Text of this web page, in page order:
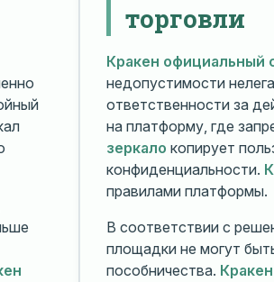
торговли
Кракен официальный
недопустимости
ответственности за
на платформу, где
зеркало копирует
конфиденциальности.
правилами платформы.
В соответствии с
площадки не могут
пособничества.